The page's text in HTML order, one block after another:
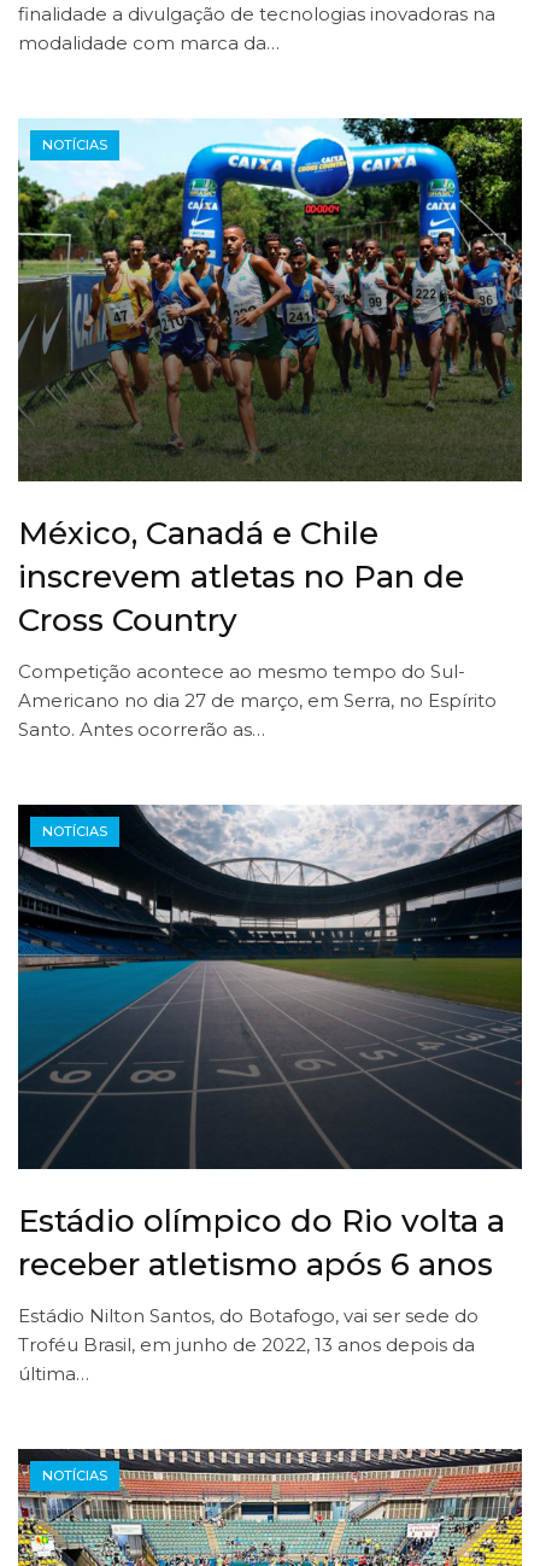
finalidade a divulgação de tecnologias inovadoras na
modalidade com marca da…
NOTÍCIAS
México, Canadá e Chile
inscrevem atletas no Pan de
Cross Country
Competição acontece ao mesmo tempo do Sul-
Americano no dia 27 de março, em Serra, no Espírito
Santo. Antes ocorrerão as…
NOTÍCIAS
Estádio olímpico do Rio volta a
receber atletismo após 6 anos
Estádio Nilton Santos, do Botafogo, vai ser sede do
Troféu Brasil, em junho de 2022, 13 anos depois da
última…
NOTÍCIAS